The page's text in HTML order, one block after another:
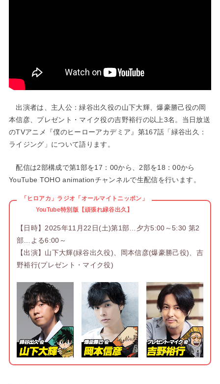
出演者は、主人公：緑谷出久役の山下大輝、爆豪勝己役の岡
本信彦、プレゼント・マイク役の吉野裕行の以上3名。当日放送
のTVアニメ『僕のヒーローアカデミア』第167話「緑谷出久：
ライジング」について語ります。
配信は2部構成で第1部を17：00から、2部を18：00から
YouTube TOHO animationチャンネルで生配信を行います。
「ヒロアカ」ラジオ「オールマイトニッポン」
YouTube特別版【頑張れ緑谷出久】
【日時】2025年11月22日(土)第1部…夕方5:00～5:30 第2
部…よる6:00～
【出演】山下大輝(緑谷出久役)、岡本信彦(爆豪勝己役)、吉
野裕行(プレゼント・マイク役)